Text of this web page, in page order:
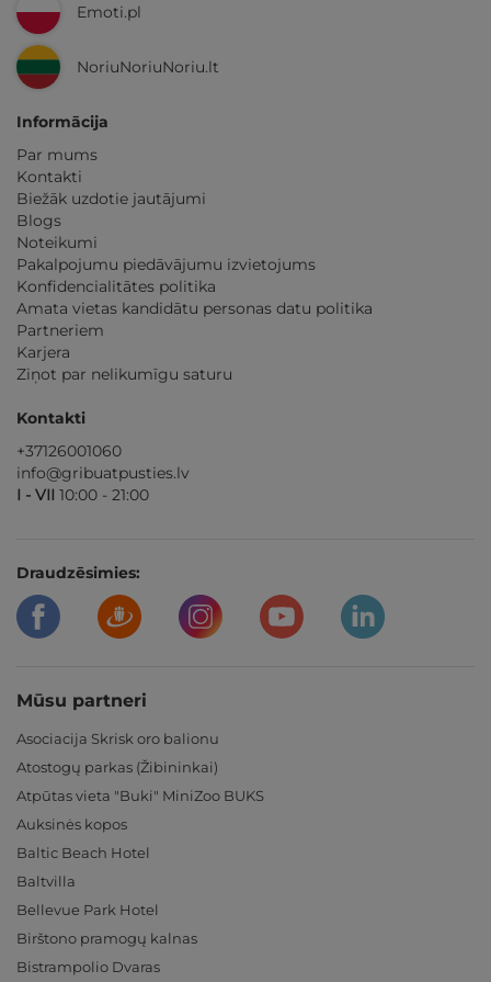
Emoti.pl
NoriuNoriuNoriu.lt
Informācija
Par mums
Kontakti
Biežāk uzdotie jautājumi
Blogs
Noteikumi
Pakalpojumu piedāvājumu izvietojums
Konfidencialitātes politika
Amata vietas kandidātu personas datu politika
Partneriem
Karjera
Ziņot par nelikumīgu saturu
Kontakti
+37126001060
info@gribuatpusties.lv
I - VII 10:00 - 21:00
Draudzēsimies:
Mūsu partneri
Asociacija Skrisk oro balionu
Atostogų parkas (Žibininkai)
Atpūtas vieta "Buki" MiniZoo BUKS
Auksinės kopos
Baltic Beach Hotel
Baltvilla
Bellevue Park Hotel
Birštono pramogų kalnas
Bistrampolio Dvaras